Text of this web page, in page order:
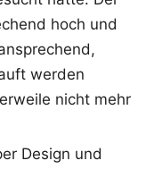
hoch und
werden
nicht mehr
Design und